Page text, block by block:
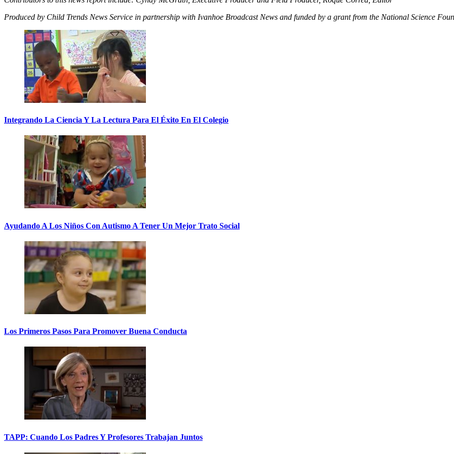
Produced by Child Trends News Service in partnership with Ivanhoe Broadcast News and funded by a grant from the National Science
Integrando La Ciencia Y La Lectura Para El Éxito En El Colegio
Ayudando A Los Niños Con Autismo A Tener Un Mejor Trato Social
Los Primeros Pasos Para Promover Buena Conducta
TAPP: Cuando Los Padres Y Profesores Trabajan Juntos